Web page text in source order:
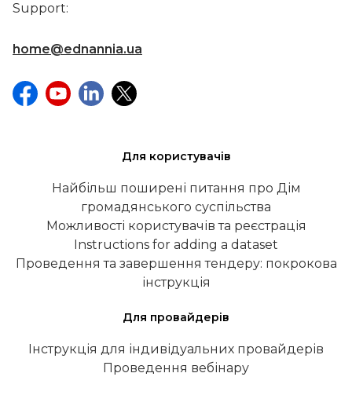
Support:
home@ednannia.ua
Для користувачів
Найбільш поширені питання про Дім
громадянського суспільства
Можливості користувачів та реєстрація
Instructions for adding a dataset
Проведення та завершення тендеру: покрокова
інструкція
Для провайдерів
Інструкція для індивідуальних провайдерів
Проведення вебінару